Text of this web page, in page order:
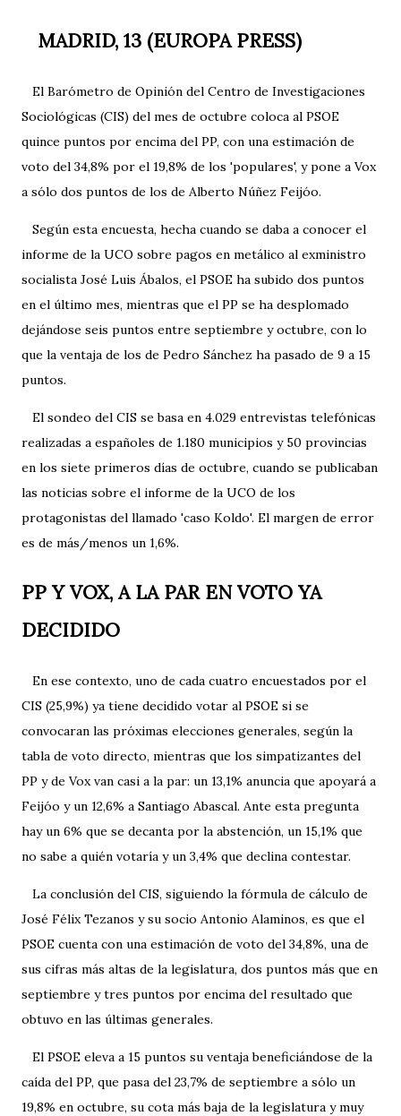
MADRID, 13 (EUROPA PRESS)
El Barómetro de Opinión del Centro de Investigaciones
Sociológicas (CIS) del mes de octubre coloca al PSOE
quince puntos por encima del PP, con una estimación de
voto del 34,8% por el 19,8% de los 'populares', y pone a Vox
a sólo dos puntos de los de Alberto Núñez Feijóo.
Según esta encuesta, hecha cuando se daba a conocer el
informe de la UCO sobre pagos en metálico al exministro
socialista José Luis Ábalos, el PSOE ha subido dos puntos
en el último mes, mientras que el PP se ha desplomado
dejándose seis puntos entre septiembre y octubre, con lo
que la ventaja de los de Pedro Sánchez ha pasado de 9 a 15
puntos.
El sondeo del CIS se basa en 4.029 entrevistas telefónicas
realizadas a españoles de 1.180 municipios y 50 provincias
en los siete primeros días de octubre, cuando se publicaban
las noticias sobre el informe de la UCO de los
protagonistas del llamado 'caso Koldo'. El margen de error
es de más/menos un 1,6%.
PP Y VOX, A LA PAR EN VOTO YA
DECIDIDO
En ese contexto, uno de cada cuatro encuestados por el
CIS (25,9%) ya tiene decidido votar al PSOE si se
convocaran las próximas elecciones generales, según la
tabla de voto directo, mientras que los simpatizantes del
PP y de Vox van casi a la par: un 13,1% anuncia que apoyará a
Feijóo y un 12,6% a Santiago Abascal. Ante esta pregunta
hay un 6% que se decanta por la abstención, un 15,1% que
no sabe a quién votaría y un 3,4% que declina contestar.
La conclusión del CIS, siguiendo la fórmula de cálculo de
José Félix Tezanos y su socio Antonio Alaminos, es que el
PSOE cuenta con una estimación de voto del 34,8%, una de
sus cifras más altas de la legislatura, dos puntos más que en
septiembre y tres puntos por encima del resultado que
obtuvo en las últimas generales.
El PSOE eleva a 15 puntos su ventaja beneficiándose de la
caída del PP, que pasa del 23,7% de septiembre a sólo un
19,8% en octubre, su cota más baja de la legislatura y muy